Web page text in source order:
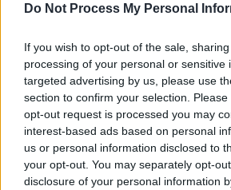
Do Not Process My Personal
If you wish to opt-out of the sale,
processing of your personal or sensitive
targeted advertising by us, please use
section to confirm your selection.
opt-out request is processed you may
interest-based ads based on personal
us or personal information disclosed to
your opt-out. You may separately opt-
disclosure of your personal information
AP
Προσθέστε το ΕΘΝΟΣ
Σε απίθανα ύψη έχει φτάσει
Καραλής! Ο Air Manolo για
διάστημα λίγων ημερών
πανελλήνιο ρεκόρστοάλμα